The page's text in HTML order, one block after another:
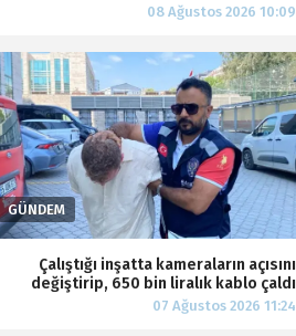
Çalıştığı inşatta kameraların açısını
değiştirip, 650 bin liralık kablo çaldı